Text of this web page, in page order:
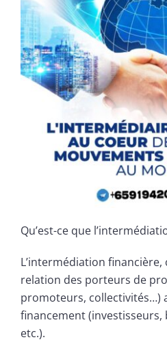
Qu’est-ce que
L’intermédiation financière,
relation des porteurs de
promoteurs, collectivités…)
financement
etc.).